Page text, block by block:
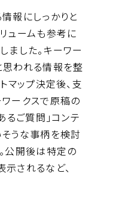
報にしっかりと
ュームも参考に
ました。キーワー
思われる情報を整
マップ決定後、支
ークスで原稿の
るご質問」コンテ
うな事柄を検討
公開後は特定の
されるなど、